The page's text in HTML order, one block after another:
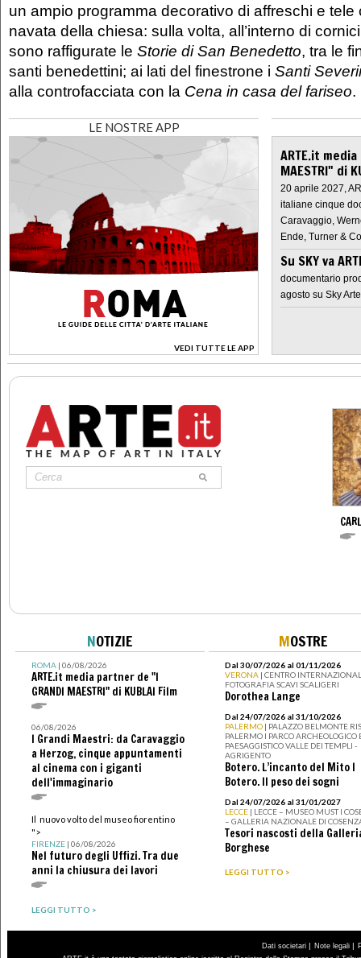
un ampio programma decorativo di affreschi e tele
navata della chiesa: sulla volta, all’interno di
sono raffigurate le Storie di San Benedetto, tra le
santi benedettini; ai lati del finestrone i Santi
alla controfacciata con la Cena in casa del fariseo.
LE NOSTRE APP
VEDI TUTTE LE APP
>
ARTE.it
MAESTRI" di
20 aprile 2027,
italiane cinque
Caravaggio,
Ende, Turner &
Su SKY va
documentario
agosto su Sky Arte
NOTIZIE
ROMA| 06/08/2026
ARTE.it media partner de "I
GRANDI MAESTRI" di KUBLAI Film
06/08/2026
I Grandi Maestri: da Caravaggio
a Herzog, cinque appuntamenti
al cinema con i giganti
dell'immaginario
Il nuovo volto del museo fiorentino
">
FIRENZE| 06/08/2026
Nel futuro degli Uffizi. Tra due
anni la chiusura dei lavori
LEGGI TUTTO >
MOSTRE
Dal 30/07/2026 al 01/11/2026
VERONA | CENTRO
FOTOGRAFIA SCAVI SCALIGERI
Dorothea Lange
Dal 24/07/2026 al 31/10/2026
PALERMO | PALAZZO BELMONTE
PALERMO I PARCO ARCHEOLOGICO
PAESAGGISTICO VALLE DEI TEMPLI -
AGRIGENTO
Botero. L’incanto del Mito I
Botero. Il peso dei sogni
Dal 24/07/2026 al 31/01/2027
LECCE | LECCE – MUSEO MUST I
– GALLERIA NAZIONALE DI
Tesori nascosti della
Borghese
LEGGI TUTTO >
Dati societari | Note legali |